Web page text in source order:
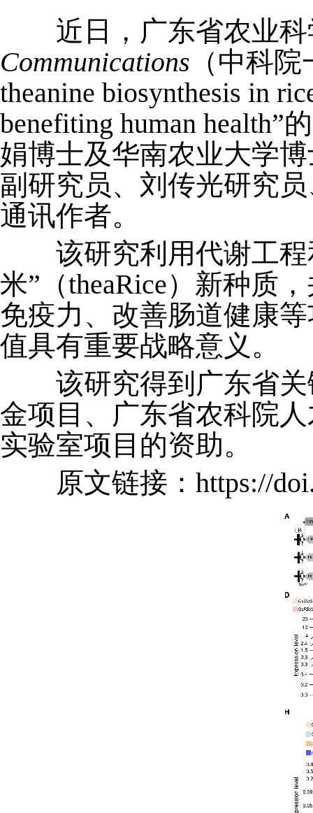
近日，广东省农业
Communications （中科
theanine biosynthesis in
benefiting human
娟博士及华南农业大学
副研究员、刘传光研究
通讯作者。
该研究利用代谢工程
米”（theaRice）新种质
免疫力、改善肠道健康
值具有重要战略意义。
该研究得到广东省关
金项目、广东省农科院
实验室项目的资助。
原文链接： https://